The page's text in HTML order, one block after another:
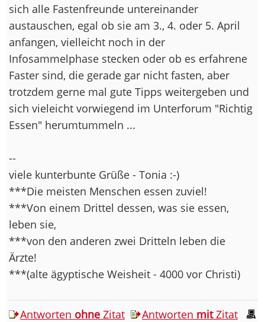
sich alle Fastenfreunde untereinander
austauschen, egal ob sie am 3., 4. oder 5. April
anfangen, vielleicht noch in der
Infosammelphase stecken oder ob es erfahrene
Faster sind, die gerade gar nicht fasten, aber
trotzdem gerne mal gute Tipps weitergeben und
sich vieleicht vorwiegend im Unterforum "Richtig
Essen" herumtummeln ...
--
viele kunterbunte Grüße - Tonia :-)
***Die meisten Menschen essen zuviel!
***Von einem Drittel dessen, was sie essen,
leben sie,
***von den anderen zwei Dritteln leben die
Ärzte!
***(alte ägyptische Weisheit - 4000 vor Christi)
Antworten ohne Zitat Antworten mitZitat